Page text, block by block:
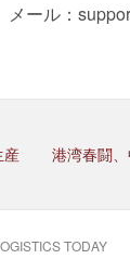
メール：
産
港湾春闘
TODAY